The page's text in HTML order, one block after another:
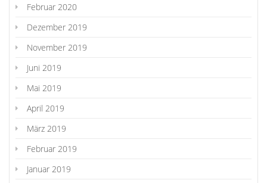
Februar 2020
Dezember 2019
November 2019
Juni 2019
Mai 2019
April 2019
März 2019
Februar 2019
Januar 2019